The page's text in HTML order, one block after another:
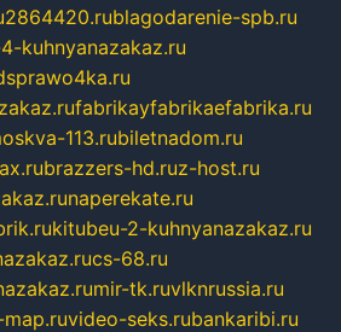
2864420.rublagodarenie-spb.ru
kuhnyanazakaz.ru
fabrikayfabrikaefabrika.ru
113.rubiletnadom.ru
brazzers-hd.ruz-host.ru
naperekate.ru
kitubeu-2-kuhnyanazakaz.ru
cs-68.ru
mir-tk.ruvlknrussia.ru
video-seks.rubankaribi.ru